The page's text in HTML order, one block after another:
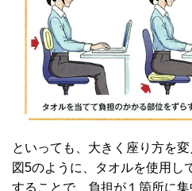
といっても、大きく座り方を
図5のように、タオルを使用し
することで、負担が１箇所に